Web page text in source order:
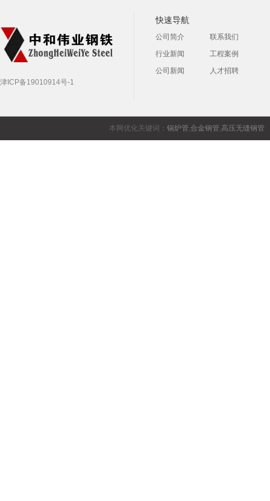
津ICP备19010914号-1
快速导航
公司简介
联系我们
行业新闻
工程案例
公司新闻
人才招聘
本网优化关键词： 锅炉管,合金钢管,高压无缝钢管